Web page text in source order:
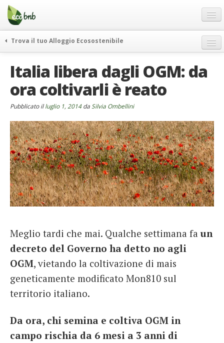
Menu
Salta
contenuto
Offerte Speciali
Regali
FAQ
Chi Siamo
Partner
Contatti
Italiano
German
English
French
Italiano
Trova il tuo Alloggio Ecosostenibile
itinerari
curiosità
vivere e viaggiare verde
ecohotel
rassegna stampa
Italia libera dagli OGM: da
ora coltivarli è reato
Pubblicato illuglio 1, 2014da Silvia Ombellini
Meglio tardi che mai. Qualche settimana fa un
decreto del Governo ha detto no agli
OGM, vietando la coltivazione di mais
geneticamente modificato Mon810 sul
territorio italiano.
Da ora, chi semina e coltiva OGM in
campo rischia da 6 mesi a 3 anni di